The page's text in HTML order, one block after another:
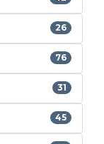
26
76
31
45